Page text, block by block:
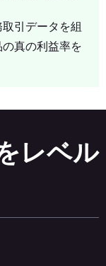
引データを組
真の利益率を
レベル